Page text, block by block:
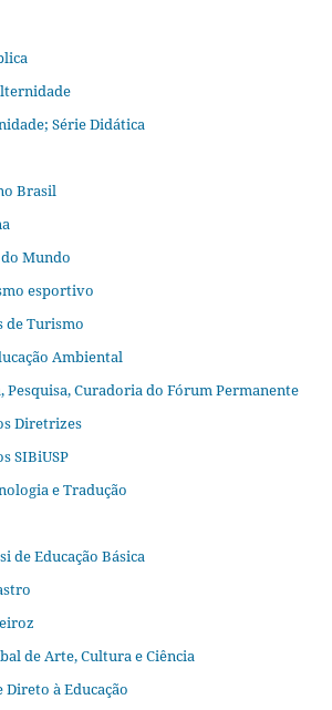
Série Didática
Brasil
Mundo
esportivo
de Turismo
Ambiental
Pesquisa, Curadoria do Fórum Permanente
Diretrizes
SIBiUSP
e Tradução
de Educação Básica
de Arte, Cultura e Ciência
Direto à Educação